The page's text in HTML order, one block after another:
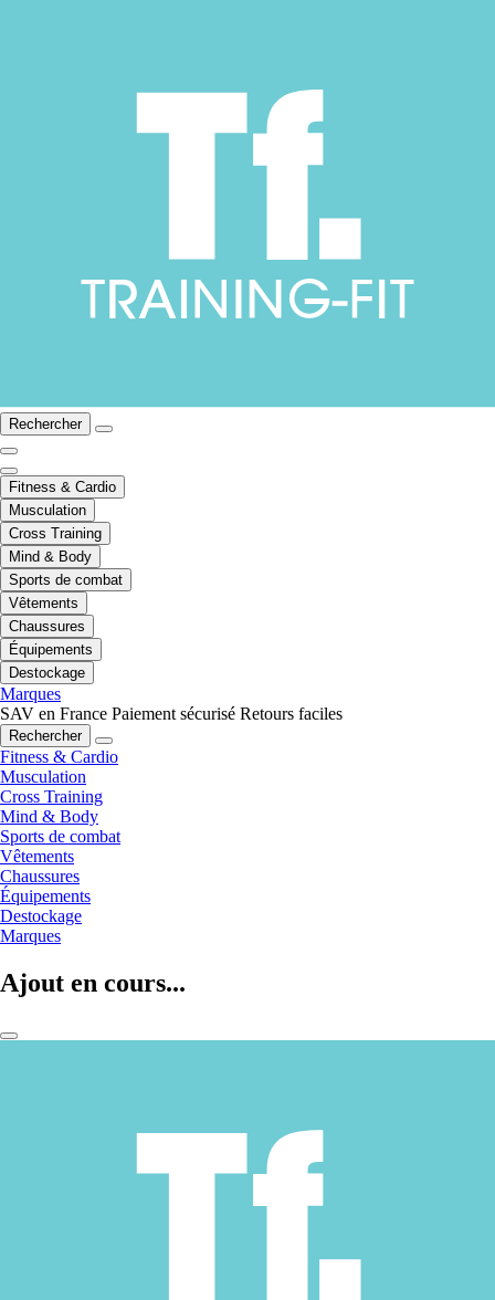
Rechercher
Fitness & Cardio
Musculation
Cross Training
Mind & Body
Sports de combat
Vêtements
Chaussures
Équipements
Destockage
Marques
SAV en France Paiement sécurisé Retours faciles
Rechercher
Fitness & Cardio
Musculation
Cross Training
Mind & Body
Sports de combat
Vêtements
Chaussures
Équipements
Destockage
Marques
Ajout en cours...